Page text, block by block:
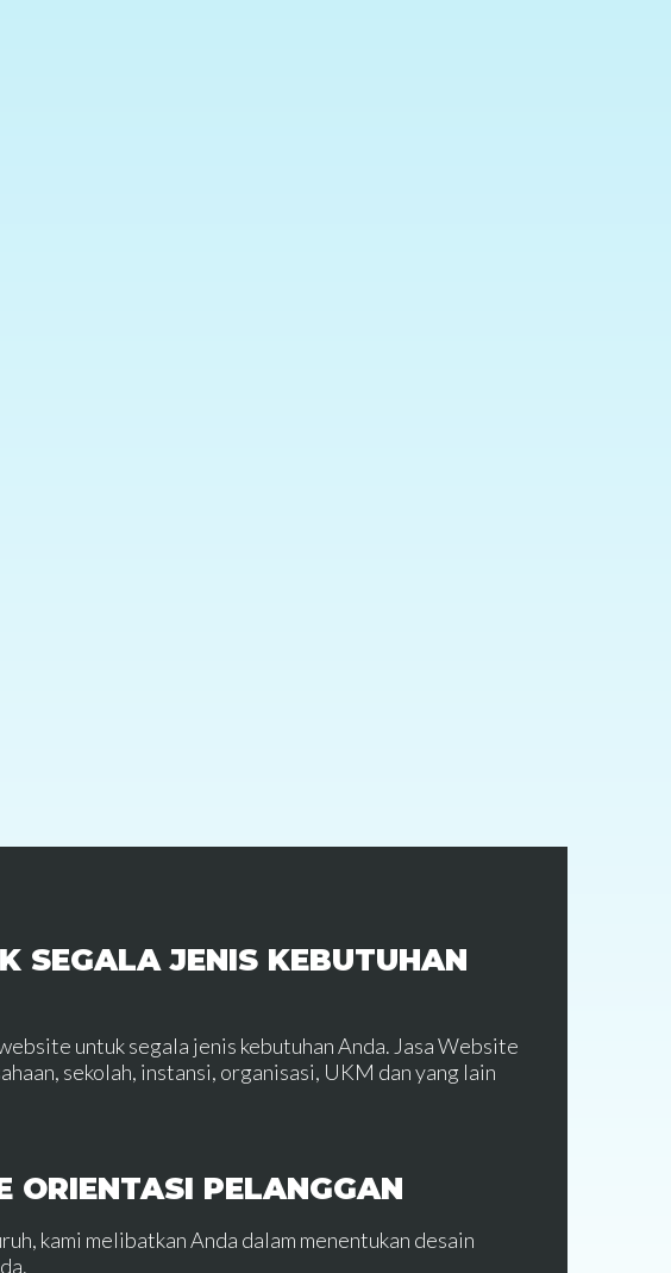
SEGALA JENIS KEBUTUHAN
untuk segala jenis kebutuhan Anda. Jasa Website
sekolah, instansi, organisasi, UKM dan yang lain
ORIENTASI PELANGGAN
kami melibatkan Anda dalam menentukan desain